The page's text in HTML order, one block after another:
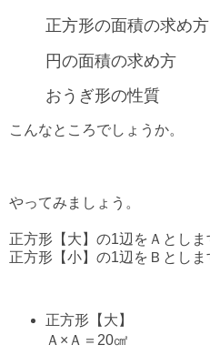
正方形の面積の求め方
円の面積の求め方
おうぎ形の性質
こんなところでしょうか。
やってみましょう。
正方形【大】の1辺をＡとしま
正方形【小】の1辺をＢとしま
正方形【大】
Ａ×Ａ＝20㎠